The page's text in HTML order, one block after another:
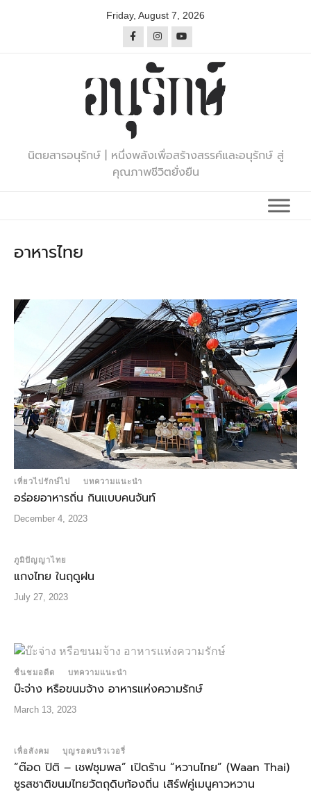
Friday, August 7, 2026
นิตยสารอนุรักษ์ | หนึ่งพลังเพื่อสร้างสรรค์และอนุรักษ์ สู่
คุณภาพชีวิตยั่งยืน
อาหารไทย
เที่ยวไปรักษ์ไป บทความแนะนำ
อร่อยอาหารถิ่น กินแบบคนจันท์
December 4, 2023
ภูมิปัญญาไทย
แกงไทย ในฤดูฝน
July 27, 2023
ชื่นชมอดีต บทความแนะนำ
บ๊ะจ่าง หรือขนมจ้าง อาหารแห่งความรักษ์
March 13, 2023
เพื่อสังคม บุญรอดบริวเวอรี่
“ต๊อด ปิติ – เชฟชุมพล” เปิดร้าน “หวานไทย” (Waan Thai)
ชูรสชาติขนมไทยวัตถุดิบท้องถิ่น เสิร์ฟคู่เมนูคาวหวาน